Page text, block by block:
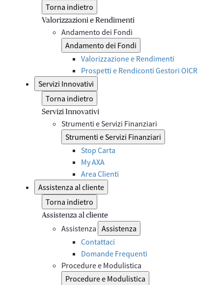
Torna indietro
Valorizzazioni e Rendimenti
Andamento dei Fondi
Andamento dei Fondi
Valorizzazione e Rendimenti
Prospetti e Rendiconti Gestori OICR
Servizi Innovativi
Torna indietro
Servizi Innovativi
Strumenti e Servizi Finanziari
Strumenti e Servizi Finanziari
Stop Carta
My AXA
Area Clienti
Assistenza al cliente
Torna indietro
Assistenza al cliente
Assistenza Assistenza
Contattaci
Domande Frequenti
Procedure e Modulistica
Procedure e Modulistica